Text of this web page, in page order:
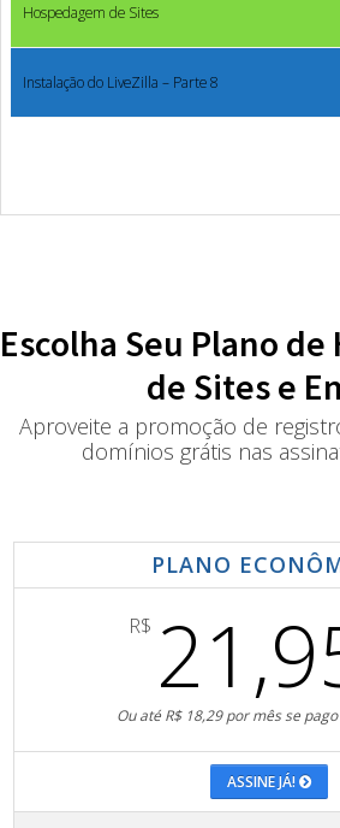
Hospedagem de Sites
Instalação do LiveZilla – Parte 8
Escolha Seu Plano
de Sites e
Aproveite a promoção de
domínios grátis nas
PLANO
R$
Ou até R$ 18,29 por mês se
ASSINE JÁ!